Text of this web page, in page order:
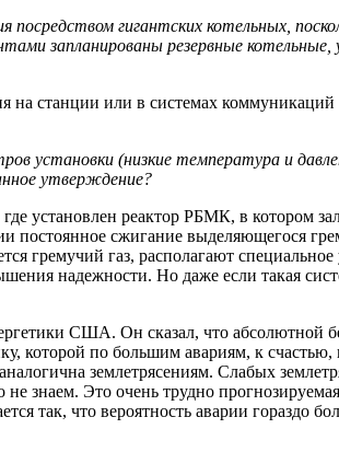
гигантских котельных,
запланированы резервные
станции или в системах
(низкие температура и
утверждение?
установлен реактор РБМК, в котором
сжигание выделяющегося
гремучий газ, располагают
надежности. Но даже если такая
США. Он сказал, что абсолютной
которой по большим авариям, к
землетрясениям. Слабых
знаем. Это очень трудно
так, что вероятность аварии гораздо